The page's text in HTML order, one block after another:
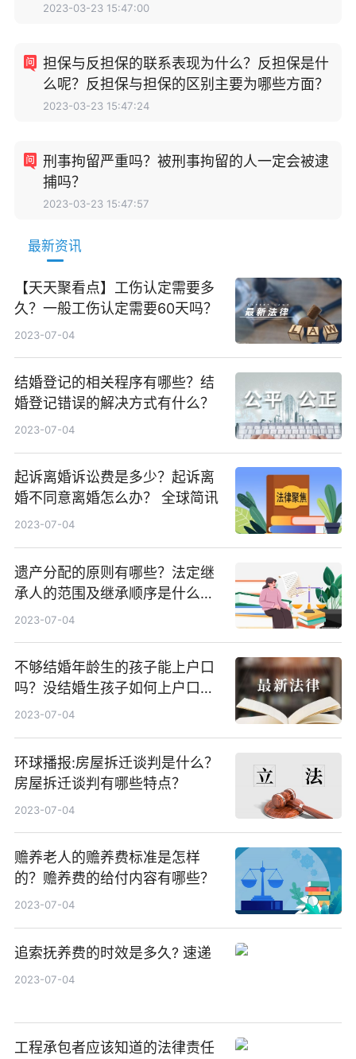
2023-03-23 15:47:00
担保与反担保的联系表现为什么？反担保是什
么呢？反担保与担保的区别主要为哪些方面？
2023-03-23 15:47:24
刑事拘留严重吗？被刑事拘留的人一定会被逮
捕吗？
2023-03-23 15:47:57
最新资讯
【天天聚看点】工伤认定需要多
久？一般工伤认定需要60天吗？
2023-07-04
结婚登记的相关程序有哪些？结
婚登记错误的解决方式有什么？
2023-07-04
起诉离婚诉讼费是多少？起诉离
婚不同意离婚怎么办？ 全球简讯
2023-07-04
遗产分配的原则有哪些？法定继
承人的范围及继承顺序是什么？
全球播资讯
2023-07-04
不够结婚年龄生的孩子能上户口
吗？没结婚生孩子如何上户口？_
全球通讯
2023-07-04
环球播报:房屋拆迁谈判是什么？
房屋拆迁谈判有哪些特点？
2023-07-04
赡养老人的赡养费标准是怎样
的？赡养费的给付内容有哪些？
2023-07-04
追索抚养费的时效是多久? 速递
2023-07-04
工程承包者应该知道的法律责任